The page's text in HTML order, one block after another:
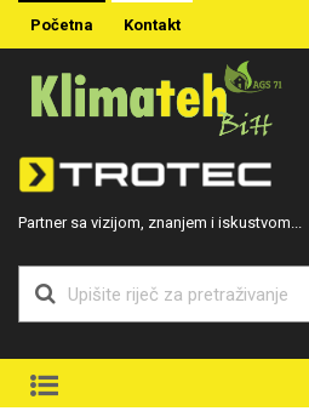
Početna Kontakt
Partner sa vizijom, znanjem i iskustvom...